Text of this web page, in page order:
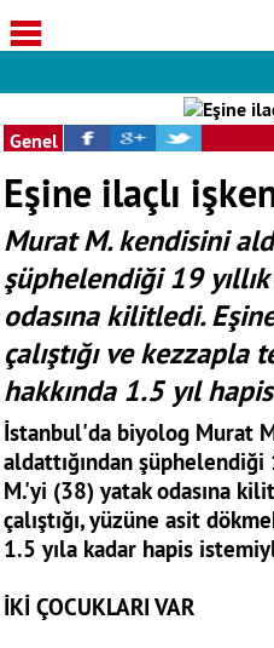
Genel
Eşine ilaçlı
Murat M. kendisini
şüphelendiği 19
odasına kilitledi.
çalıştığı ve
hakkında 1.5 yıl
İstanbul'da biyolog Murat
aldattığından şüphelendiği
M.'yi (38) yatak odasına
çalıştığı, yüzüne asit
1.5 yıla kadar hapis
İKİ ÇOCUKLARI VAR